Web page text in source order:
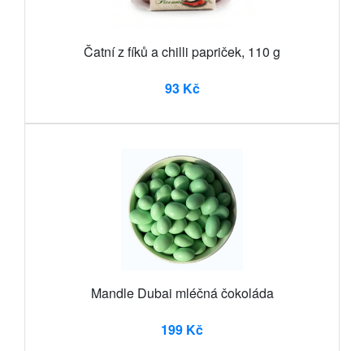
Čatní z fíků a chilli papriček, 110 g
93 Kč
Mandle Dubai mléčná čokoláda
199 Kč